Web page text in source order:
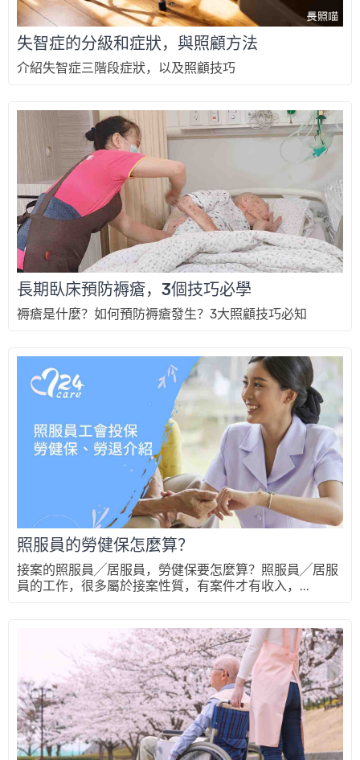
失智症的分級和症狀，與照顧方法
介紹失智症三階段症狀，以及照顧技巧
長期臥床預防褥瘡，3個技巧必學
褥瘡是什麼？如何預防褥瘡發生？3大照顧技巧必知
照服員的勞健保怎麼算？
接案的照服員╱居服員，勞健保要怎麼算？照服員╱居服
員的工作，很多屬於接案性質，有案件才有收入，...